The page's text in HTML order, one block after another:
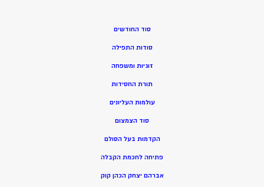
סוד החודשים
סודות התפילה
זוגיות ומשפחה
תורת החסידות
עולמות העליונים
סוד הצמצום
הקדמות בעל הסולם
פתיחה לחכמת הקבלה
אברהם יצחק הכהן קוק